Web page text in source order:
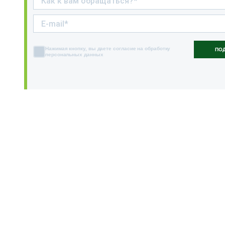
Нажимая кнопку, вы даете согласие на обработку
персональных данных